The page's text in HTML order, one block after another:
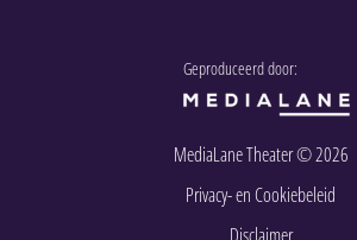
Geproduceerd door:
MediaLane Theater © 2026
Privacy- en Cookiebeleid